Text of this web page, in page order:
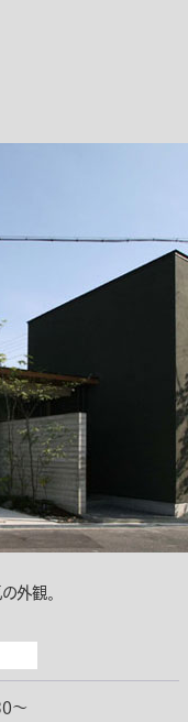
外観。
〜